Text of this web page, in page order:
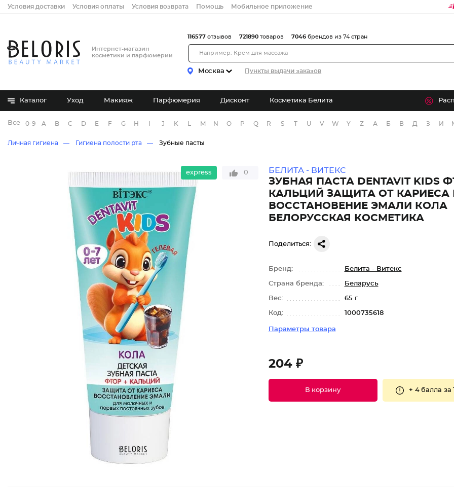
Условия доставки Условия оплаты Условия возврата Помощь Мобильное приложение
Интернет-магазин
косметики и парфюмерии
Москва Пункты выдачи заказов
116577 отзывов 721890 товаров 7046 брендов из 74 стран
Каталог Уход Макияж Парфюмерия Дисконт Косметика Белита
Все бренды
0-9 A B C D E F G H J K M N O P Q R S T U V W Y Z А Б В Д З И
Личная гигиена Гигиена полости рта Зубные пасты
express 0 БЕЛИТА - ВИТЕКС
ЗУБНАЯ ПАСТА DENTAVIT KIDS
КАЛЬЦИЙ ЗАЩИТА ОТ КАРИЕСА
ВОССТАНОВЕНИЕ ЭМАЛИ КОЛА
БЕЛОРУССКАЯ КОСМЕТИКА
Поделиться:
Бренд: Белита - Витекс
Страна бренда: Беларусь
Вес: 65 г
Код: 1000735618
Параметры товара
204 ₽
В корзину + 4 балла за